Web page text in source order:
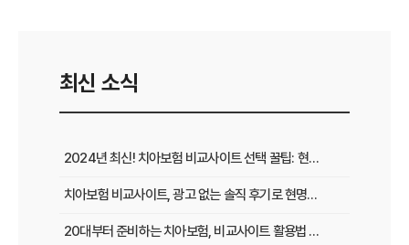
최신 소식
2024년 최신! 치아보험 비교사이트 선택 꿀팁: 현명한 가입 전략 완벽 분석
치아보험 비교사이트, 광고 없는 솔직 후기로 현명하게 선택하는 법
20대부터 준비하는 치아보험, 비교사이트 활용법 A to Z